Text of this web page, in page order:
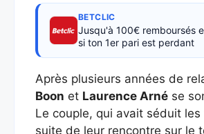
BETCLIC
Jusqu'à 100€ remboursés
si ton 1er pari est perdant
Après plusieurs années de
Boon et Laurence Arné se
Le couple, qui avait séduit les
suite de leur rencontre sur le